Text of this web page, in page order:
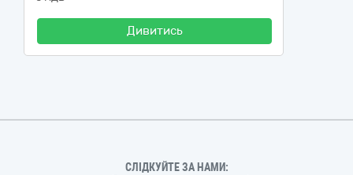
Дивитись
СЛІДКУЙТЕ ЗА НАМИ: